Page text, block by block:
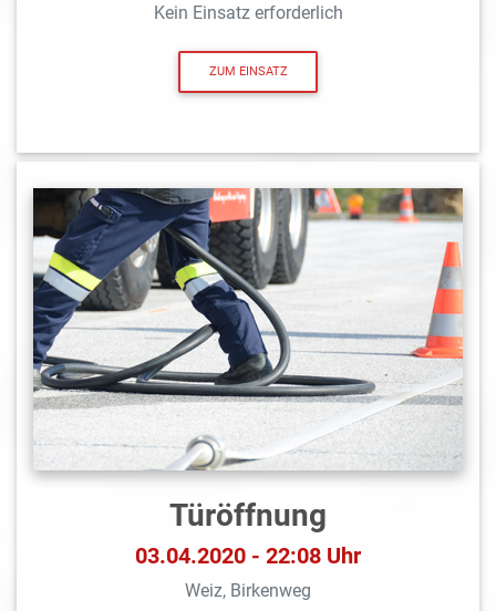
Kein Einsatz erforderlich
ZUM EINSATZ
Türöffnung
03.04.2020 - 22:08 Uhr
Weiz, Birkenweg